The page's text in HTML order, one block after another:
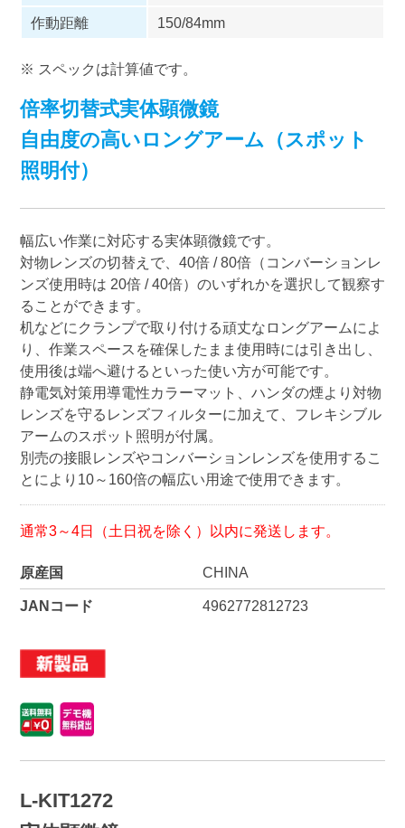
作動距離
150/84mm
※ スペックは計算値です。
倍率切替式実体顕微鏡
自由度の高いロングアーム（スポット
照明付）
幅広い作業に対応する実体顕微鏡です。
対物レンズの切替えで、40倍 / 80倍（コンバーションレ
ンズ使用時は 20倍 / 40倍）のいずれかを選択して観察す
ることができます。
机などにクランプで取り付ける頑丈なロングアームによ
り、作業スペースを確保したまま使用時には引き出し、
使用後は端へ避けるといった使い方が可能です。
静電気対策用導電性カラーマット、ハンダの煙より対物
レンズを守るレンズフィルターに加えて、フレキシブル
アームのスポット照明が付属。
別売の接眼レンズやコンバーションレンズを使用するこ
とにより10～160倍の幅広い用途で使用できます。
通常3～4日（土日祝を除く）以内に発送します。
原産国 CHINA
JANコード 4962772812723
L-KIT1272